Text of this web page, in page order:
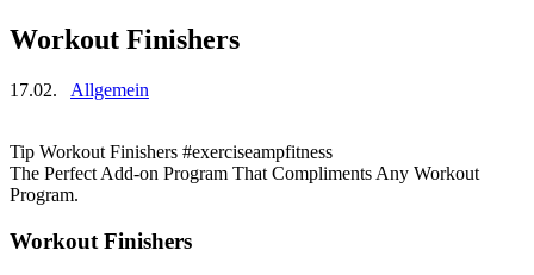
Workout Finishers
17.02. Allgemein
Tip Workout Finishers #exerciseampfitness
The Perfect Add-on Program That Compliments Any Workout
Program.
Workout Finishers